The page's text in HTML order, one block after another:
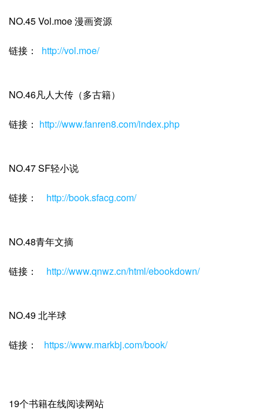
NO.45 Vol.moe 漫画资源
链接： http://vol.moe/
NO.46凡人大传（多古籍）
链接： http://www.fanren8.com/index.php
NO.47 SF轻小说
链接： http://book.sfacg.com/
NO.48青年文摘
链接： http://www.qnwz.cn/html/ebookdown/
NO.49 北半球
链接： https://www.markbj.com/book/
19个书籍在线阅读网站